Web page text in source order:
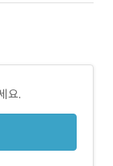
요.